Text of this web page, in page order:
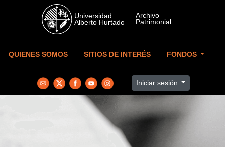
Skip to main content
QUIENES SOMOS SITIOS DE INTERÉS FONDOS
Iniciar sesión